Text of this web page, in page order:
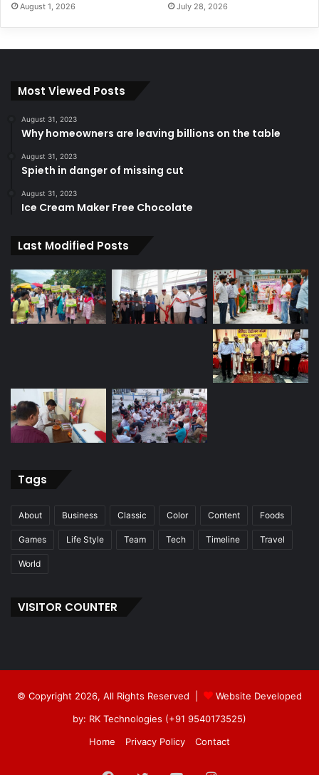
August 1, 2026 July 28, 2026
Most Viewed Posts
August 31, 2023
Why homeowners are leaving billions on the table
August 31, 2023
Spieth in danger of missing cut
August 31, 2023
Ice Cream Maker Free Chocolate
Last Modified Posts
Tags
About Business Classic Color Content Foods
Games Life Style Team Tech Timeline Travel
World
VISITOR COUNTER
© Copyright 2026, All Rights Reserved |
Website Developed
by: RK Technologies (+91 9540173525)
Home
Privacy Policy Contact